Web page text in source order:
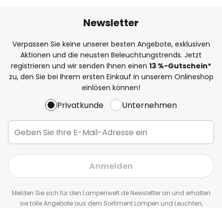
Newsletter
Verpassen Sie keine unserer besten Angebote, exklusiven
Aktionen und die neusten Beleuchtungstrends. Jetzt
registrieren und wir senden Ihnen einen 13 %-Gutschein*
zu, den Sie bei Ihrem ersten Einkauf in unserem Onlineshop
einlösen können!
Privatkunde Unternehmen
Anmelden
Melden Sie sich für den Lampenwelt.de Newsletter an und erhalten
sie tolle Angebote aus dem Sortiment Lampen und Leuchten,